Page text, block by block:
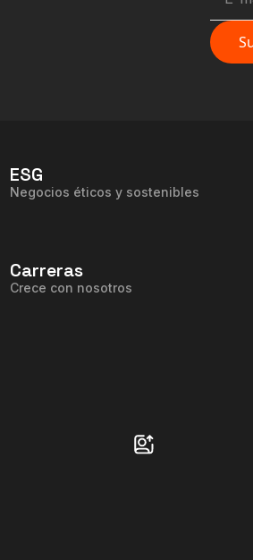
ESG
Negocios éticos y sostenibles
Carreras
Crece con nosotros